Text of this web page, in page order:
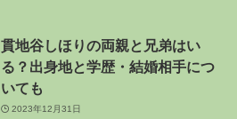
貫地谷しほりの両親と兄弟はい
る？出身地と学歴・結婚相手につ
いても
2023年12月31日